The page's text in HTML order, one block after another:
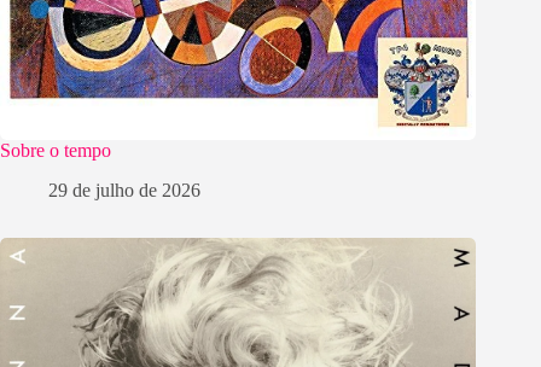
Sobre o tempo
29 de julho de 2026